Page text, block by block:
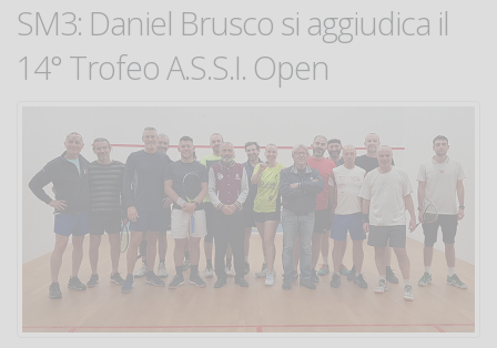
SM3: Daniel Brusco si aggiudica il
14° Trofeo A.S.S.I. Open